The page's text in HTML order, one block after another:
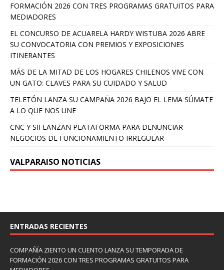
FORMACIÓN 2026 CON TRES PROGRAMAS GRATUITOS PARA
MEDIADORES
EL CONCURSO DE ACUARELA HARDY WISTUBA 2026 ABRE
SU CONVOCATORIA CON PREMIOS Y EXPOSICIONES
ITINERANTES
MÁS DE LA MITAD DE LOS HOGARES CHILENOS VIVE CON
UN GATO: CLAVES PARA SU CUIDADO Y SALUD
TELETÓN LANZA SU CAMPAÑA 2026 BAJO EL LEMA SÚMATE
A LO QUE NOS UNE
CNC Y SII LANZAN PLATAFORMA PARA DENUNCIAR
NEGOCIOS DE FUNCIONAMIENTO IRREGULAR
VALPARAISO NOTICIAS
ENTRADAS RECIENTES
COMPAÑÍA ZIENTO UN CUENTO LANZA SU TEMPORADA DE
FORMACIÓN 2026 CON TRES PROGRAMAS GRATUITOS PARA